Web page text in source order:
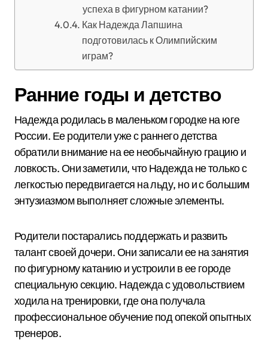
успеха в фигурном катании?
Как Надежда Лапшина
подготовилась к Олимпийским
играм?
Ранние годы и детство
Надежда родилась в маленьком городке на юге
России. Ее родители уже с раннего детства
обратили внимание на ее необычайную грацию и
ловкость. Они заметили, что Надежда не только с
легкостью передвигается на льду, но и с большим
энтузиазмом выполняет сложные элементы.
Родители постарались поддержать и развить
талант своей дочери. Они записали ее на занятия
по фигурному катанию и устроили в ее городе
специальную секцию. Надежда с удовольствием
ходила на тренировки, где она получала
профессиональное обучение под опекой опытных
тренеров.